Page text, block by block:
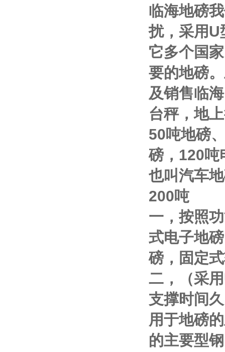
临海地磅
扰，采用U
它多个国
要的地磅
及销售临
台秤，地
50吨地磅
磅， 120吨
也叫汽车
200吨
一，按照
式电子地
磅，固定
二，（采用
支撑时间
用于地磅
的主要型